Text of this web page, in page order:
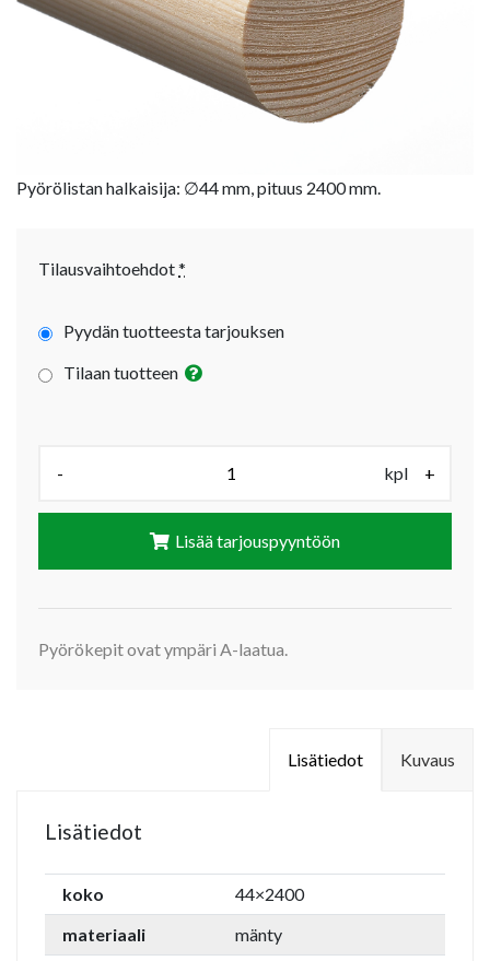
Pyörölistan halkaisija: ∅44 mm, pituus 2400 mm.
Tilausvaihtoehdot*
Pyydän tuotteesta tarjouksen
Tilaan tuotteen
- kpl +
Lisää tarjouspyyntöön
Pyörökepit ovat ympäri A-laatua.
Kuvaus
Lisätiedot
Lisätiedot
koko
44×2400
materiaali
mänty